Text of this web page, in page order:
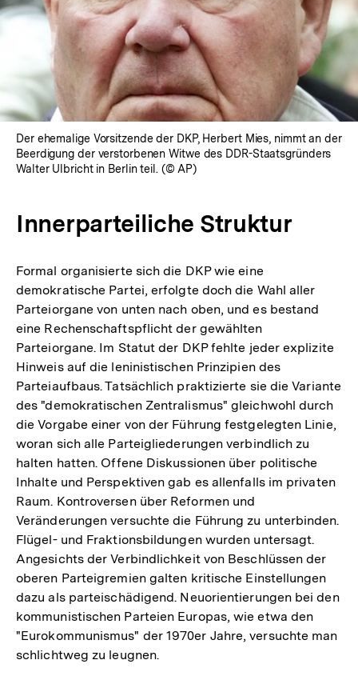
In
Lightbox
öffnen
Der ehemalige Vorsitzende der DKP, Herbert Mies, nimmt an der
Beerdigung der verstorbenen Witwe des DDR-Staatsgründers
Walter Ulbricht in Berlin teil. (© AP)
Innerparteiliche Struktur
Formal organisierte sich die DKP wie eine
demokratische Partei, erfolgte doch die Wahl aller
Parteiorgane von unten nach oben, und es bestand
eine Rechenschaftspflicht der gewählten
Parteiorgane. Im Statut der DKP fehlte jeder explizite
Hinweis auf die leninistischen Prinzipien des
Parteiaufbaus. Tatsächlich praktizierte sie die Variante
des "demokratischen Zentralismus" gleichwohl durch
die Vorgabe einer von der Führung festgelegten Linie,
woran sich alle Parteigliederungen verbindlich zu
halten hatten. Offene Diskussionen über politische
Inhalte und Perspektiven gab es allenfalls im privaten
Raum. Kontroversen über Reformen und
Veränderungen versuchte die Führung zu unterbinden.
Flügel- und Fraktionsbildungen wurden untersagt.
Angesichts der Verbindlichkeit von Beschlüssen der
oberen Parteigremien galten kritische Einstellungen
dazu als parteischädigend. Neuorientierungen bei den
kommunistischen Parteien Europas, wie etwa den
"Eurokommunismus" der 1970er Jahre, versuchte man
schlichtweg zu leugnen.